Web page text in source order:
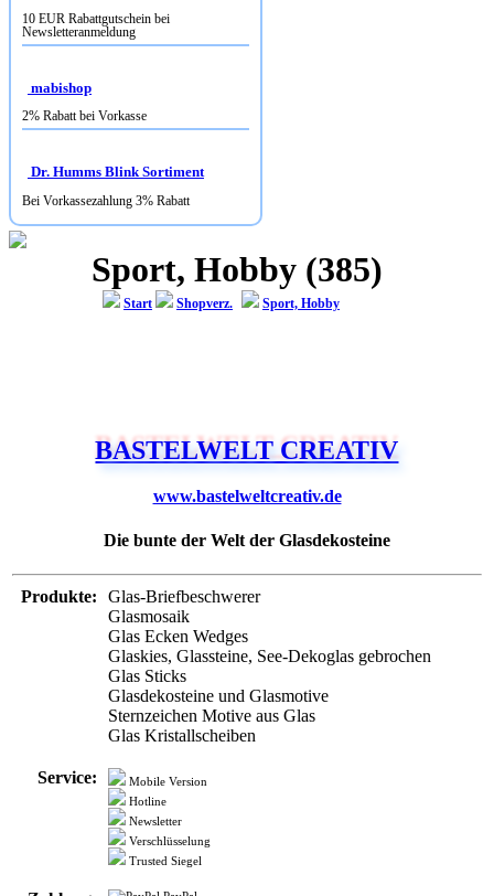
10 EUR Rabattgutschein bei
Newsletteranmeldung
mabishop
2% Rabatt bei Vorkasse
Dr. Humms Blink Sortiment
Bei Vorkassezahlung 3% Rabatt
Sport, Hobby (385)
Start Shopverz. Sport, Hobby
BASTELWELT CREATIV
www.bastelweltcreativ.de
Die bunte der Welt der Glasdekosteine
Produkte:
Glas-Briefbeschwerer
Glasmosaik
Glas Ecken Wedges
Glaskies, Glassteine, See-Dekoglas gebrochen
Glas Sticks
Glasdekosteine und Glasmotive
Sternzeichen Motive aus Glas
Glas Kristallscheiben
Service:
Mobile Version
Hotline
Newsletter
Verschlüsselung
Trusted Siegel